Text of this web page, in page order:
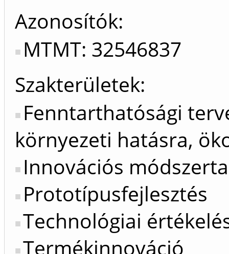
Azonosítók
MTMT: 32546837
Szakterületek:
Fenntarthatósági
környezeti hatásra,
Innovációs
Prototípusfejlesztés
Technológiai
Termékinnováció